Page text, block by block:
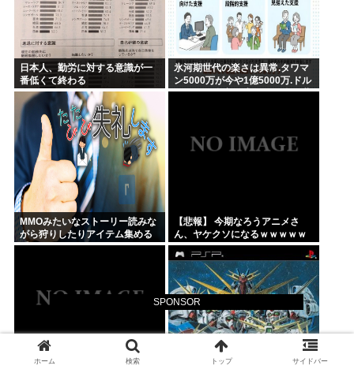
SPONSOR
日本人、勤労に対する意識が一
番低くて終わる
氷河期世代の楽さは異常.タワマ
ン5000万が今や1億5000万.ドル
円80円で資産形成.マジで楽な世
MMOみたいなストーリー読みな
がら狩りしたりアイテム集める
系のゲームがやりたい
【悲報】 今期なろうアニメさ
ん、ヤケクソになるｗｗｗｗｗ
ホーム 検索 トップ サイドバー